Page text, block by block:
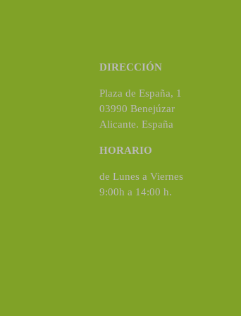
DIRECCIÓN
Plaza de España, 1
03990 Benejúzar
Alicante. España
HORARIO
de Lunes a Viernes
9:00h a 14:00 h.